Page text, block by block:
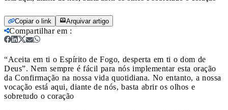
Copiar o link Arquivar artigo
Compartilhar em :
“Aceita em ti o Espírito de Fogo, desperta em ti o dom de
Deus”. Nem sempre é fácil para nós implementar esta oração
da Confirmação na nossa vida quotidiana. No entanto, a nossa
vocação está aqui, diante de nós, basta abrir os olhos e
sobretudo o coração